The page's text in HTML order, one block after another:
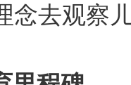
念去观察